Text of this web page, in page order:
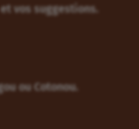
vos suggestions.
ou Cotonou.